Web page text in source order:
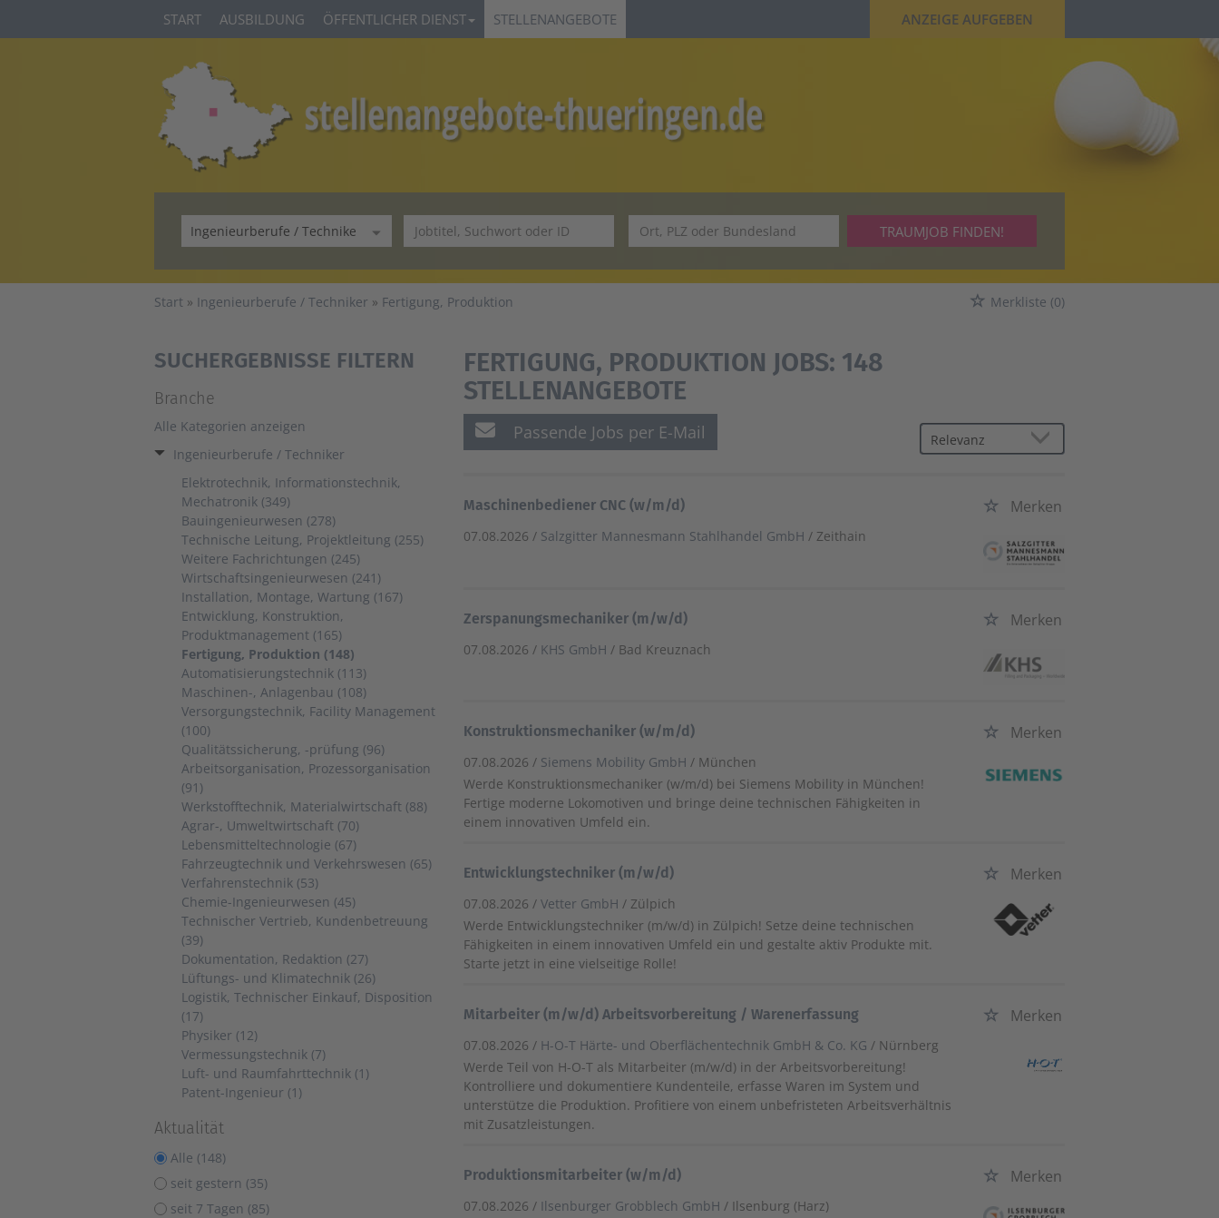
START AUSBILDUNG ÖFFENTLICHER DIENST STELLENANGEBOTE ANZEIGE AUFGEBEN
TRAUMJOB FINDEN!
Start Ingenieurberufe / Techniker Fertigung, Produktion Merkliste (0)
SUCHERGEBNISSE FILTERN
Branche
Alle Kategorien anzeigen
Ingenieurberufe / Techniker
Elektrotechnik, Informationstechnik,
Mechatronik (349)
Bauingenieurwesen (278)
Technische Leitung, Projektleitung (255)
Weitere Fachrichtungen (245)
Wirtschaftsingenieurwesen (241)
Installation, Montage, Wartung (167)
Entwicklung, Konstruktion,
Produktmanagement (165)
Fertigung, Produktion (148)
Automatisierungstechnik (113)
Maschinen-, Anlagenbau (108)
Versorgungstechnik, Facility Management
(100)
Qualitätssicherung, -prüfung (96)
Arbeitsorganisation, Prozessorganisation
(91)
Werkstofftechnik, Materialwirtschaft (88)
Agrar-, Umweltwirtschaft (70)
Lebensmitteltechnologie (67)
Fahrzeugtechnik und Verkehrswesen (65)
Verfahrenstechnik (53)
Chemie-Ingenieurwesen (45)
Technischer Vertrieb, Kundenbetreuung
(39)
Dokumentation, Redaktion (27)
Lüftungs- und Klimatechnik (26)
Logistik, Technischer Einkauf, Disposition
(17)
Physiker (12)
Vermessungstechnik (7)
Luft- und Raumfahrttechnik (1)
Patent-Ingenieur (1)
Aktualität
Alle (148)
seit gestern (35)
seit 7 Tagen (85)
FERTIGUNG, PRODUKTION JOBS: 148
STELLENANGEBOTE
Passende Jobs per E-Mail
Maschinenbediener CNC (w/m/d) Merken
07.08.2026 / Salzgitter Mannesmann Stahlhandel GmbH / Zeithain
Zerspanungsmechaniker (m/w/d) Merken
07.08.2026 / KHS GmbH / Bad Kreuznach
Konstruktionsmechaniker (w/m/d) Merken
07.08.2026 / Siemens Mobility GmbH / München
Werde Konstruktionsmechaniker (w/m/d) bei Siemens Mobility in München!
Fertige moderne Lokomotiven und bringe deine technischen Fähigkeiten in
einem innovativen Umfeld ein.
Entwicklungstechniker (m/w/d) Merken
07.08.2026 /Vetter GmbH / Zülpich
Werde Entwicklungstechniker (m/w/d) in Zülpich! Setze deine technischen
Fähigkeiten in einem innovativen Umfeld ein und gestalte aktiv Produkte mit.
Starte jetzt in eine vielseitige Rolle!
Mitarbeiter (m/w/d) Arbeitsvorbereitung / Warenerfassung Merken
07.08.2026 / H-O-T Härte- und Oberflächentechnik GmbH & Co. KG / Nürnberg
Werde Teil von H-O-T als Mitarbeiter (m/w/d) in der Arbeitsvorbereitung!
Kontrolliere und dokumentiere Kundenteile, erfasse Waren im System und
unterstütze die Produktion. Profitiere von einem unbefristeten Arbeitsverhältnis
mit Zusatzleistungen.
Produktionsmitarbeiter (w/m/d) Merken
07.08.2026 / Ilsenburger Grobblech GmbH / Ilsenburg (Harz)